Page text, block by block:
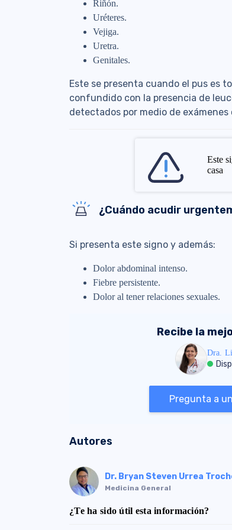
Riñón.
Uréteres.
Vejiga.
Uretra.
Genitales.
Este se presenta cuando el pus es
confundido con la presencia de
detectados por medio de exámenes
Este
casa
¿Cuándo acudir
Si presenta este signo y además:
Dolor abdominal intenso.
Fiebre persistente.
Dolor al tener relaciones sexuales.
Recibe la
Dra.
Pregunta a
Autores
Dr. Bryan Steven Urrea
Medicina General
¿Te ha sido útil esta información?